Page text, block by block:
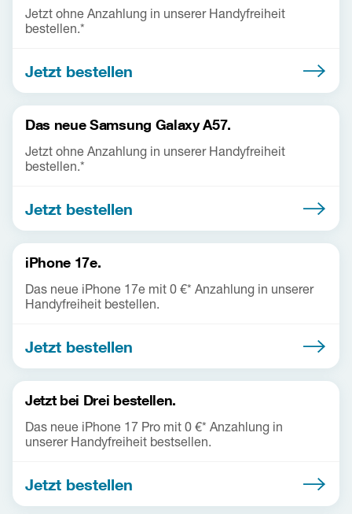
Jetzt ohne Anzahlung in unserer Handyfreiheit
bestellen.*
Jetzt bestellen
Das neue Samsung Galaxy A57.
Jetzt ohne Anzahlung in unserer Handyfreiheit
bestellen.*
Jetzt bestellen
iPhone 17e.
Das neue iPhone 17e mit 0 €* Anzahlung in unserer
Handyfreiheit bestellen.
Jetzt bestellen
Jetzt bei Drei bestellen.
Das neue iPhone 17 Pro mit 0 €* Anzahlung in
unserer Handyfreiheit bestsellen.
Jetzt bestellen